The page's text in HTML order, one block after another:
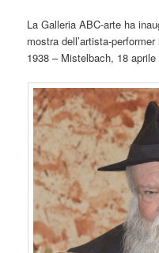
La Galleria ABC-arte ha
mostra dell’artista-performer
1938 – Mistelbach, 18 aprile